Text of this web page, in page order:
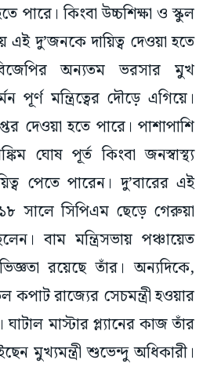
পারে। কিংবা উচ্চশিক্ষা ও স্কুল
এই দু’জনকে দায়িত্ব দেওয়া হতে
অন্যতম ভরসার মুখ
পূর্ণ মন্ত্রিত্বের দৌড়ে এগিয়ে।
দেওয়া হতে পারে। পাশাপাশি
ঘোষ পূর্ত কিংবা জনস্বাস্থ্য
পেতে পারেন। দু’বারের এই
সালে সিপিএম ছেড়ে গেরুয়া
বাম মন্ত্রিসভায় পঞ্চায়েত
রয়েছে তাঁর। অন্যদিকে,
কপাট রাজ্যের সেচমন্ত্রী হওয়ার
ঘাটাল মাস্টার প্ল্যানের কাজ তাঁর
মুখ্যমন্ত্রী শুভেন্দু অধিকারী।